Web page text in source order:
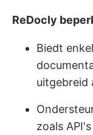
ReDocly
Biedt
uitgebreid
zoals